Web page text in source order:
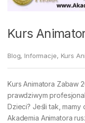
Kurs
Blog, Informacje, Kurs
Kurs Animatora Zabaw
prawdziwym
Dzieci? Jeśli tak,
Akademia Animatora